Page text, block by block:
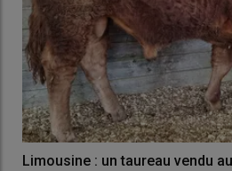
Limousine : un taureau vendu